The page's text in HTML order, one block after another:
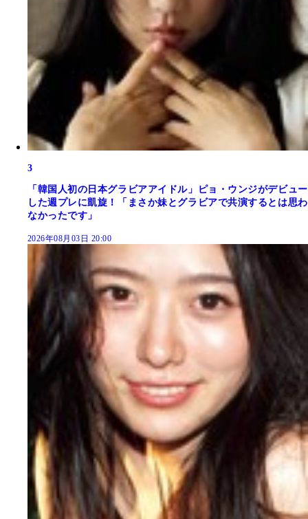
3
「韓国人初の日本グラビアアイドル」ピョ・ウンジがデビュー
した週プレに凱旋！「まさか妹とグラビアで共演するとは思わ
なかったです」
2026年08月03日 20:00